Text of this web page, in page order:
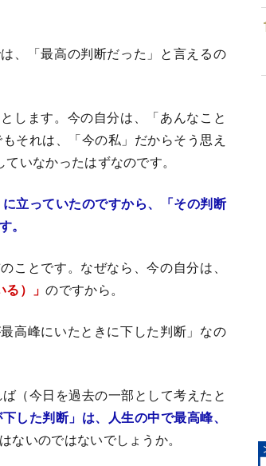
、「最高の判断だった」と言えるの
します。今の自分は、「あんなこと
それは、「今の私」だからそう思え
いなかったはずなのです。
立っていたのですから、「その判断
。
とです。なぜなら、今の自分は、
る）」のですから。
高峰にいたときに下した判断」なの
（今日を過去の一部として考えたと
下した判断」は、人生の中で最高峰、
ないのではないでしょうか。